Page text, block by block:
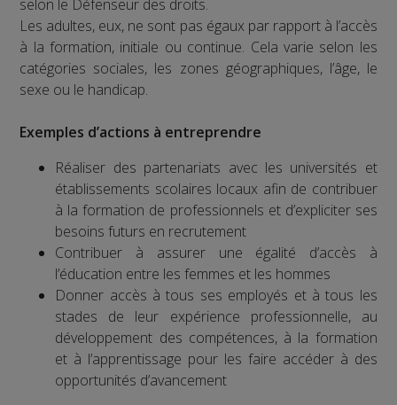
selon le Défenseur des droits.
Les adultes, eux, ne sont pas égaux par rapport à l’accès
à la formation, initiale ou continue. Cela varie selon les
catégories sociales, les zones géographiques, l’âge, le
sexe ou le handicap.
Exemples d’actions à entreprendre
Réaliser des partenariats avec les universités et
établissements scolaires locaux afin de contribuer
à la formation de professionnels et d’expliciter ses
besoins futurs en recrutement
Contribuer à assurer une égalité d’accès à
l’éducation entre les femmes et les hommes
Donner accès à tous ses employés et à tous les
stades de leur expérience professionnelle, au
développement des compétences, à la formation
et à l’apprentissage pour les faire accéder à des
opportunités d’avancement